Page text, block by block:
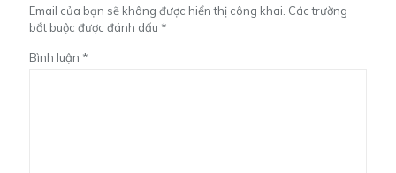
Email của bạn sẽ không được hiển thị công khai. Các trường
bắt buộc được đánh dấu *
Bình luận *